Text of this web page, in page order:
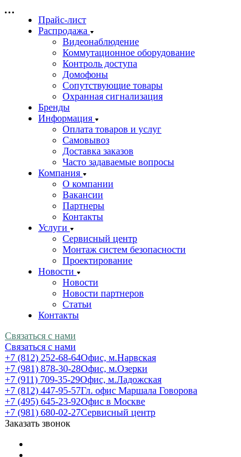
Прайс-лист
Распродажа
Видеонаблюдение
Коммутационное оборудование
Контроль доступа
Домофоны
Сопутствующие товары
Охранная сигнализация
Бренды
Информация
Оплата товаров и услуг
Самовывоз
Доставка заказов
Часто задаваемые вопросы
Компания
О компании
Вакансии
Партнеры
Контакты
Услуги
Сервисный центр
Монтаж систем безопасности
Проектирование
Новости
Новости
Новости партнеров
Статьи
Контакты
Связаться с нами
Связаться с нами
+7 (812) 252-68-64Офис, м.Нарвская
+7 (981) 878-30-28Офис, м.Озерки
+7 (911) 709-35-29Офис, м.Ладожская
+7 (812) 447-95-57Гл. офис Маршала Говорова
+7 (495) 645-23-92Офис в Москве
+7 (981) 680-02-27Сервисный центр
Заказать звонок